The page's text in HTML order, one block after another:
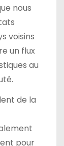
nous
voisins
un flux
au
de la
pour